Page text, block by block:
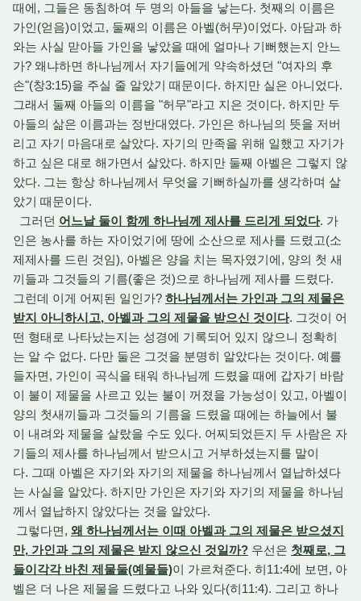
때에, 그들은 동침하여 두 명의 아들을 낳는다. 첫째의 이름은
가인(얻음)이었고, 둘째의 이름은 아벨(허무)이었다. 아담과 하
와는 사실 맏아들 가인을 낳았을 때에 얼마나 기뻐했는지 안느
가? 왜냐하면 하나님께서 자기들에게 약속하셨던 "여자의 후
손"(창3:15)을 주실 줄 알았기 때문이다. 하지만 실은 아니었다.
그래서 둘째 아들의 이름을 "허무"라고 지은 것이다. 하지만 두
아들의 삶은 이름과는 정반대였다. 가인은 하나님의 뜻을 저버
리고 자기 마음대로 살았다. 자기의 만족을 위해 일했고 자기가
하고 싶은 대로 해가면서 살았다. 하지만 둘째 아벨은 그렇지 않
았다. 그는 항상 하나님께서 무엇을 기뻐하실까를 생각하며 살
았기 때문이다.
그러던 어느날 둘이 함께 하나님께 제사를 드리게 되었다. 가
인은 농사를 하는 자이었기에 땅에 소산으로 제사를 드렸고(소
제제사를 드린 것임), 아벨은 양을 치는 목자였기에, 양의 첫 새
끼들과 그것들의 기름(좋은 것)으로 하나님께 제사를 드렸다.
그런데 이게 어찌된 일인가? 하나님께서는 가인과 그의 제물은
받지 아니하시고, 아벨과 그의 제물을 받으신 것이다. 그것이 어
떤 형태로 나타났는지는 성경에 기록되어 있지 않으니 정확히
는 알 수 없다. 다만 둘은 그것을 분명히 알았다는 것이다. 예를
들자면, 가인이 곡식을 태워 하나님께 드렸을 때에 갑자기 바람
이 불이 제물을 사르고 있는 불이 꺼졌을 가능성이 있고, 아벨이
양의 첫새끼들과 그것들의 기름을 드렸을 때에는 하늘에서 불
이 내려와 제물을 살랐을 수도 있다. 어찌되었든지 두 사람은 자
기들의 제사를 하나님께서 받으시고 거부하셨는지를 말이
다. 그때 아벨은 자기와 자기의 제물을 하나님께서 열납하셨다
는 사실을 알았다. 하지만 가인은 자기와 자기의 제물을 하나님
께서 열납하지 않았다는 것을 알았다.
그렇다면, 왜 하나님께서는 이때 아벨과 그의 제물은 받으셨지
만, 가인과 그의 제물은 받지 않으신 것일까? 우선은 첫째로, 그
들이각각 바친 제물둘(예물들)이 가르쳐준다. 히11:4에 보면, 아
벨은 더 나은 제물을 드렸다고 나와 있다(히11:4). 그리고 하나